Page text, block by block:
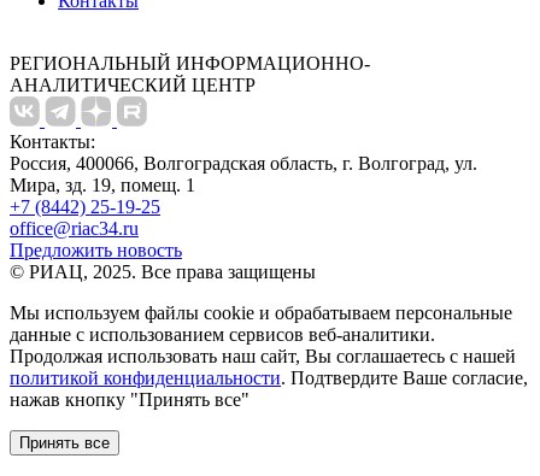
РЕГИОНАЛЬНЫЙ ИНФОРМАЦИОННО-
АНАЛИТИЧЕСКИЙ ЦЕНТР
Контакты:
Россия, 400066, Волгоградская область, г. Волгоград, ул.
Мира, зд. 19, помещ. 1
+7 (8442) 25-19-25
office@riac34.ru
Предложить новость
© РИАЦ, 2025. Все права защищены
Мы используем файлы сookie и обрабатываем персональные
данные с использованием сервисов веб-аналитики.
Продолжая использовать наш сайт, Вы соглашаетесь с нашей
политикой конфиденциальности. Подтвердите Ваше согласие,
нажав кнопку "Принять все"
Принять все